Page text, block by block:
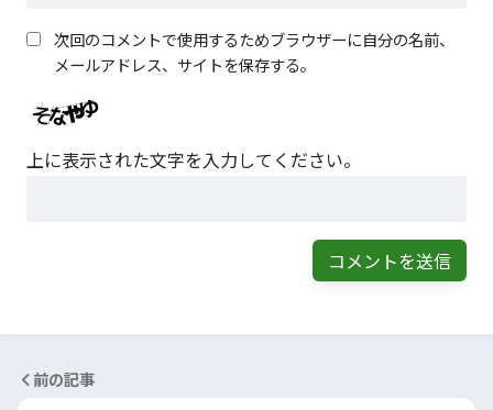
次回のコメントで使用するためブラウザーに自分の名前、
メールアドレス、サイトを保存する。
上に表示された文字を入力してください。
前の記事